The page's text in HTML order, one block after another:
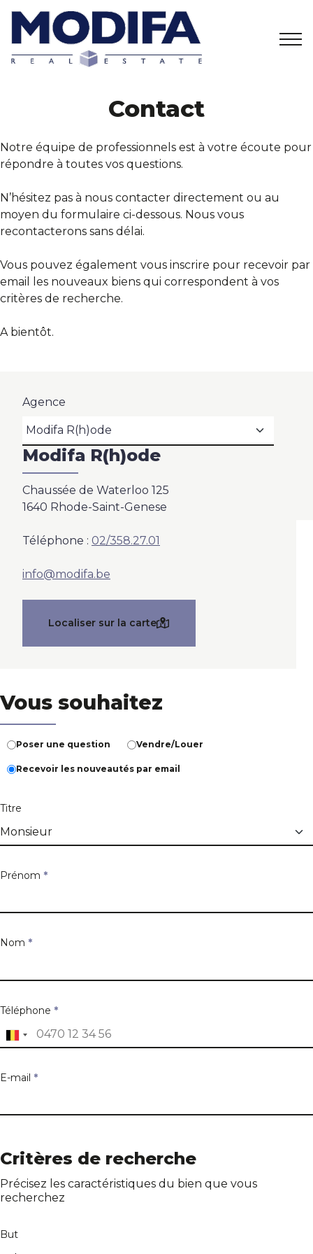
Estimation
A louer
Projets
Contact
Blog
02/358 27 01
Contact
Notre équipe de professionnels est à votre écoute pour
répondre à toutes vos questions.
N’hésitez pas à nous contacter directement ou au
moyen du formulaire ci-dessous. Nous vous
recontacterons sans délai.
Vous pouvez également vous inscrire pour recevoir par
email les nouveaux biens qui correspondent à vos
critères de recherche.
A bientôt.
Agence
Modifa R(h)ode
Chaussée de Waterloo 125
1640 Rhode-Saint-Genese
Téléphone : 02/358.27.01
info@modifa.be
Localiser sur la carte
Vous souhaitez
Poser une question Vendre/Louer
Recevoir les nouveautés par email
Titre
Prénom *
Nom *
Téléphone *
E-mail *
Adresse du bien
Adresse
Critères de recherche
Précisez les caractéristiques du bien que vous
recherchez
But